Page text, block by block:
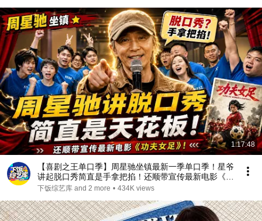
1:17:48
【喜剧之王单口季】周星驰坐镇最新一季单口季！星爷
讲起脱口秀简直是手拿把掐！还顺带宣传最新电影《功
夫女足》！#周星驰 #搞笑
下饭综艺库 and 2 more • 434K views